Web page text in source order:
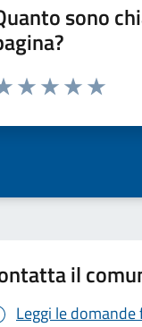
sono
da 1 a 5 stelle la pagina
il
Leggi le